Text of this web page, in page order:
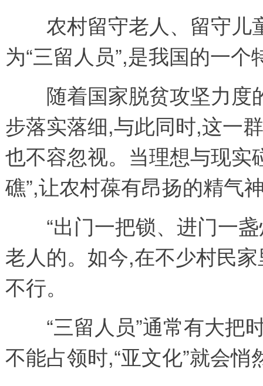
农村留守老人、留守儿
为“三留人员”,是我国的一个
随着国家脱贫攻坚力度
步落实落细,与此同时,这一
也不容忽视。当理想与现实
礁”,让农村葆有昂扬的精气
“出门一把锁、进门一盏
老人的。如今,在不少村民
不行。
“三留人员”通常有大把
不能占领时,“亚文化”就会悄